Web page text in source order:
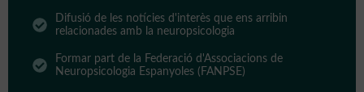
Difusió de les notícies d'interès que ens arribin
relacionades amb la neuropsicologia
Formar part de la Federació d'Associacions de
Neuropsicologia Espanyoles (FANPSE)